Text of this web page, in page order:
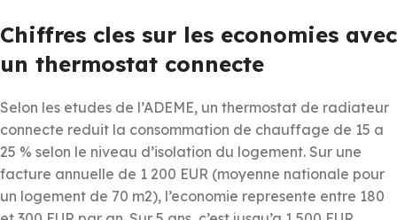
Chiffres cles sur les economies avec
un thermostat connecte
Selon les etudes de l’ADEME, un thermostat de radiateur
connecte reduit la consommation de chauffage de 15 a
25 % selon le niveau d’isolation du logement. Sur une
facture annuelle de 1 200 EUR (moyenne nationale pour
un logement de 70 m2), l’economie represente entre 180